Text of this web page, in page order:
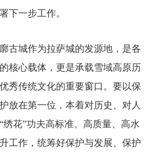
下一步工作。
古城作为拉萨城的发源地，是各
核心载体，更是承载雪域高原历
秀传统文化的重要窗口。要以保
放在第一位，本着对历史、对人
绣花”功夫高标准、高质量、高水
工作，统筹好保护与发展、保护